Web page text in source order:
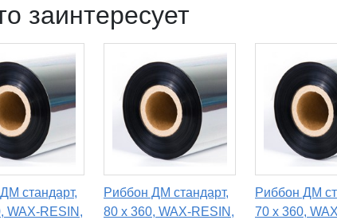
заинтересует
стандарт,
WAX-RESIN,
Риббон ДМ стандарт,
80 х 360, WAX-RESIN,
Риббон ДМ
70 х 360,